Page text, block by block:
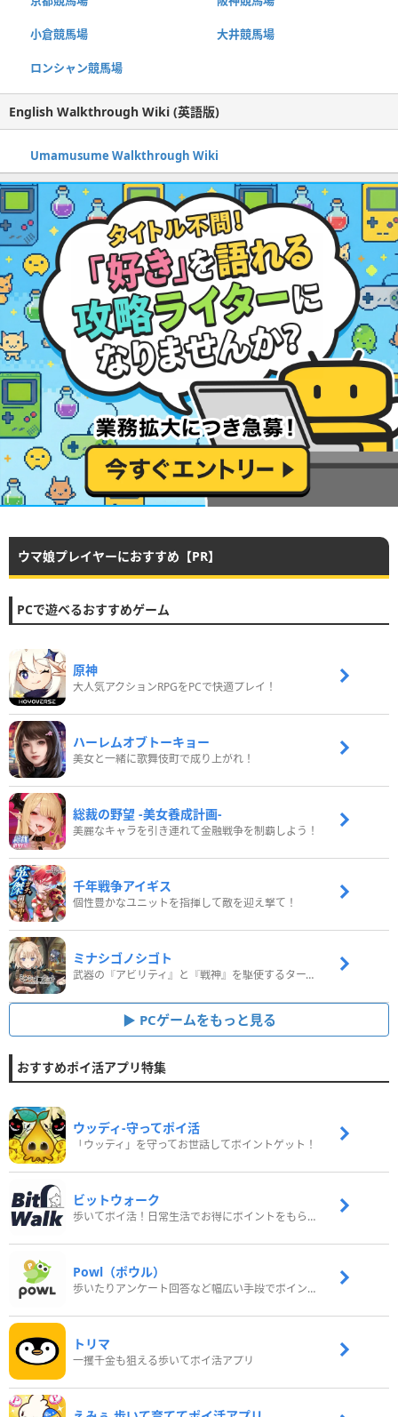
小倉競馬場 大井競馬場
ロンシャン競馬場
English Walkthrough Wiki (英語版)
Umamusume Walkthrough Wiki
ウマ娘プレイヤーにおすすめ【PR】
PCで遊べるおすすめゲーム
原神
大人気アクションRPGをPCで快適プレイ！
ハーレムオブトーキョー
美女と一緒に歌舞伎町で成り上がれ！
総裁の野望 -美女養成計画-
美麗なキャラを引き連れて金融戦争を制覇しよう！
千年戦争アイギス
個性豊かなユニットを指揮して敵を迎え撃て！
ミナシゴノシゴト
武器の『アビリティ』と『戦神』を駆使するターン制コマンドバトルRPG！
PCゲームをもっと見る
おすすめポイ活アプリ特集
ウッディ‐守ってポイ活
「ウッディ」を守ってお世話してポイントゲット！
ビットウォーク
歩いてポイ活！日常生活でお得にポイントをもらおう
Powl（ポウル）
歩いたりアンケート回答など幅広い手段でポイントをゲット
トリマ
一攫千金も狙える歩いてポイ活アプリ